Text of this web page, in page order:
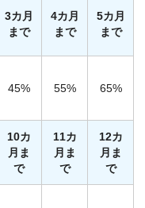
3カ月
まで
4カ月
まで
5カ月
まで
45% 55% 65%
10カ
月ま
で
11カ
月ま
で
12カ
月ま
で